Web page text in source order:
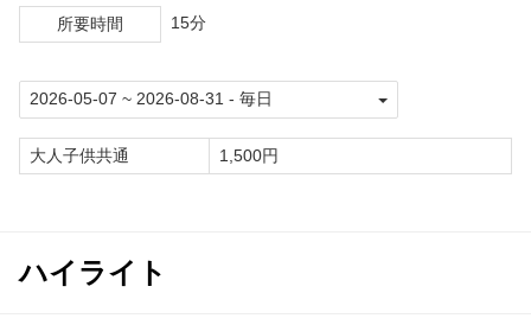
所要時間 15分
大人子供共通 1,500円
ハイライト